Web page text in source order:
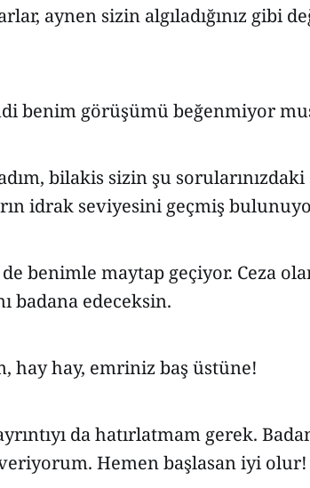
aynen sizin algıladığınız gibi
benim görüşümü beğenmiyor
bilakis sizin şu
idrak seviyesini geçmiş
benimle maytap geçiyor. Ceza
badana edeceksin.
hay hay, emriniz baş üstüne!
da hatırlatmam gerek.
Hemen başlasan iyi olur!